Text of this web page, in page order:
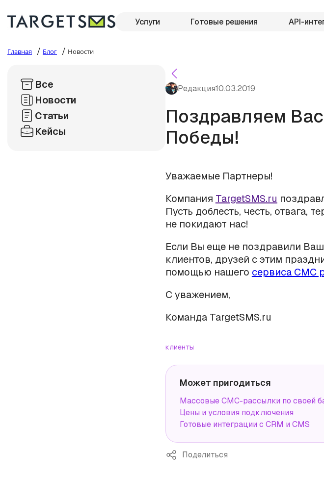
Услуги Готовые решения API-
Главная / Блог / Новости
Все
Новости
Статьи
Кейсы
Редакция10.03.2019
Поздравляем
Победы!
Уважаемые Партнеры!
Компания TargetSMS.ru
Пусть доблесть, честь, отвага,
не покидают нас!
Если Вы еще не поздравили
клиентов, друзей с этим
помощью нашего сервиса СМС
С уважением,
Команда TargetSMS.ru
клиенты
Может пригодиться
Массовые СМС-рассылки по своей
Цены и условия подключения
Готовые интеграции с CRM и CMS
Поделиться